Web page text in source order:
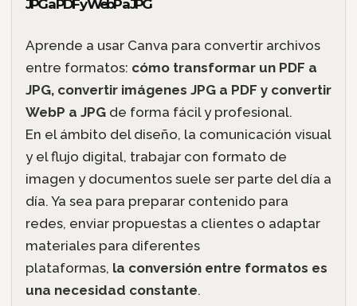
JPG a PDF y WebP a JPG
Aprende a usar Canva para convertir archivos
entre formatos: cómo transformar un PDF a
JPG, convertir imágenes JPG a PDF y convertir
WebP a JPGde forma fácil y profesional.
En el ámbito del diseño, la comunicación visual
y el flujo digital, trabajar con formato de
imagen y documentos suele ser parte del día a
día. Ya sea para preparar contenido para
redes, enviar propuestas a clientes o adaptar
materiales para diferentes
plataformas, la conversión entre formatos es
una necesidad constante.